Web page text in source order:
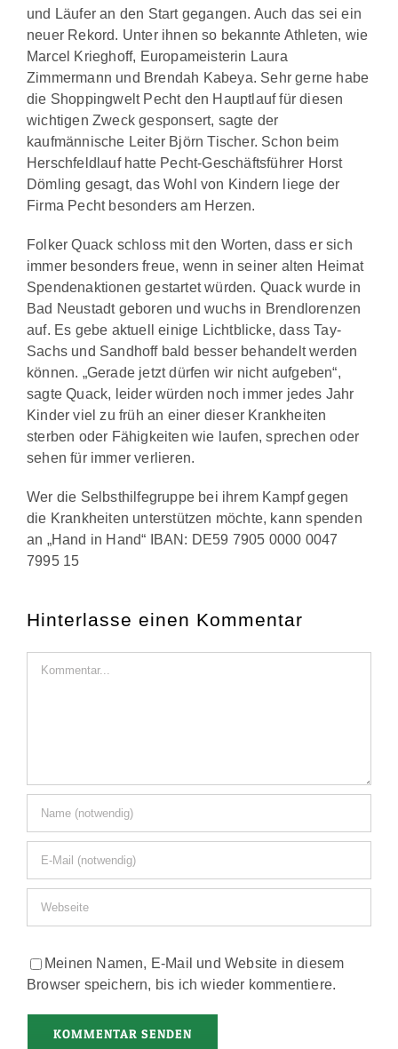
und Läufer an den Start gegangen. Auch das sei ein
neuer Rekord. Unter ihnen so bekannte Athleten, wie
Marcel Krieghoff, Europameisterin Laura
Zimmermann und Brendah Kabeya. Sehr gerne habe
die Shoppingwelt Pecht den Hauptlauf für diesen
wichtigen Zweck gesponsert, sagte der
kaufmännische Leiter Björn Tischer. Schon beim
Herschfeldlauf hatte Pecht-Geschäftsführer Horst
Dömling gesagt, das Wohl von Kindern liege der
Firma Pecht besonders am Herzen.
Folker Quack schloss mit den Worten, dass er sich
immer besonders freue, wenn in seiner alten Heimat
Spendenaktionen gestartet würden. Quack wurde in
Bad Neustadt geboren und wuchs in Brendlorenzen
auf. Es gebe aktuell einige Lichtblicke, dass Tay-
Sachs und Sandhoff bald besser behandelt werden
können. „Gerade jetzt dürfen wir nicht aufgeben“,
sagte Quack, leider würden noch immer jedes Jahr
Kinder viel zu früh an einer dieser Krankheiten
sterben oder Fähigkeiten wie laufen, sprechen oder
sehen für immer verlieren.
Wer die Selbsthilfegruppe bei ihrem Kampf gegen
die Krankheiten unterstützen möchte, kann spenden
an „Hand in Hand“ IBAN: DE59 7905 0000 0047
7995 15
Hinterlasse einen Kommentar
Meinen Namen, E-Mail und Website in diesem
Browser speichern, bis ich wieder kommentiere.